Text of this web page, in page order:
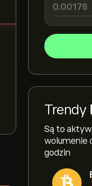
Trendy
Są to
wolumenie
godzin